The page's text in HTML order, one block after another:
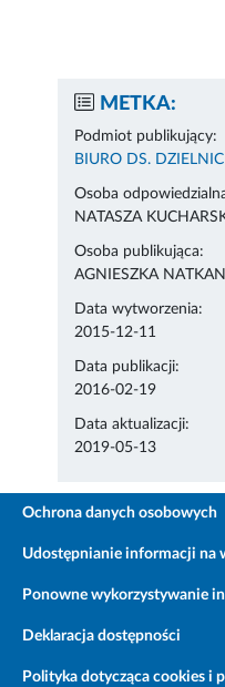
METKA:
Podmiot publikujący:
BIURO DS.
Osoba
NATASZA
Osoba publikująca:
AGNIESZKA
Data wytworzenia:
2015-12-11
Data publikacji:
2016-02-19
Data aktualizacji:
2019-05-13
Ochrona danych osobowych
Udostępnianie informacji na
Ponowne wykorzystywanie
Deklaracja dostępności
Polityka dotycząca cookies i